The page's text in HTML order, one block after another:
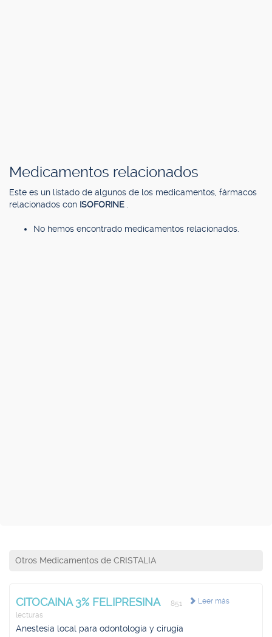
Medicamentos relacionados
Este es un listado de algunos de los medicamentos, fármacos
relacionados con ISOFORINE
No hemos encontrado medicamentos relacionados.
Otros Medicamentos de CRISTALIA
Leer más
CITOCAINA 3% FELIPRESINA
851
lecturas
Anestesia local para odontología y cirugía